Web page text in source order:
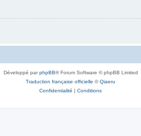
Développé parphpBB® Forum Software © phpBB Limited
Traduction française officielle ©Qiaeru
Confidentialité | Conditions